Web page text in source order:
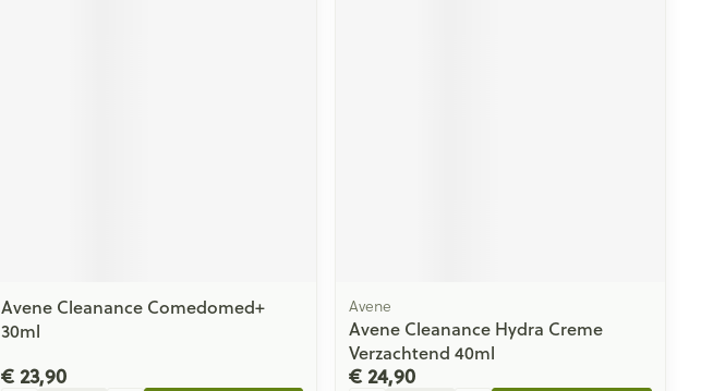
Avene Cleanance Comedomed+
30ml
€ 23,90
Avene
Avene Cleanance Hydra Creme
Verzachtend 40ml
€ 24,90